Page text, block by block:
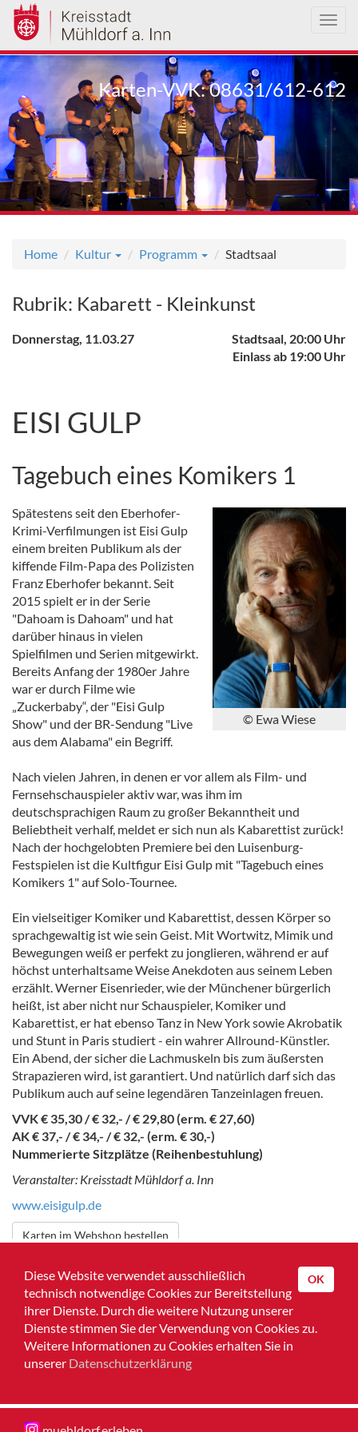
Direkt
zum
Inhalt
Karten-VVK: 08631/612-612
Home Kultur Programm Stadtsaal
Rubrik: Kabarett - Kleinkunst
Stadtsaal, 20:00 Uhr
Einlass ab 19:00 Uhr
Donnerstag, 11.03.27
EISI GULP
Tagebuch eines Komikers 1
© Ewa Wiese
Spätestens seit den Eberhofer-
Krimi-Verfilmungen ist Eisi Gulp
einem breiten Publikum als der
kiffende Film-Papa des Polizisten
Franz Eberhofer bekannt. Seit
2015 spielt er in der Serie
"Dahoam is Dahoam" und hat
darüber hinaus in vielen
Spielfilmen und Serien mitgewirkt.
Bereits Anfang der 1980er Jahre
war er durch Filme wie
„Zuckerbaby“, der "Eisi Gulp
Show" und der BR-Sendung "Live
aus dem Alabama" ein Begriff.
Nach vielen Jahren, in denen er vor allem als Film- und
Fernsehschauspieler aktiv war, was ihm im
deutschsprachigen Raum zu großer Bekanntheit und
Beliebtheit verhalf, meldet er sich nun als Kabarettist zurück!
Nach der hochgelobten Premiere bei den Luisenburg-
Festspielen ist die Kultfigur Eisi Gulp mit "Tagebuch eines
Komikers 1" auf Solo-Tournee.
Ein vielseitiger Komiker und Kabarettist, dessen Körper so
sprachgewaltig ist wie sein Geist. Mit Wortwitz, Mimik und
Bewegungen weiß er perfekt zu jonglieren, während er auf
höchst unterhaltsame Weise Anekdoten aus seinem Leben
erzählt. Werner Eisenrieder, wie der Münchener bürgerlich
heißt, ist aber nicht nur Schauspieler, Komiker und
Kabarettist, er hat ebenso Tanz in New York sowie Akrobatik
und Stunt in Paris studiert - ein wahrer Allround-Künstler.
Ein Abend, der sicher die Lachmuskeln bis zum äußersten
Strapazieren wird, ist garantiert. Und natürlich darf sich das
Publikum auch auf seine legendären Tanzeinlagen freuen.
VVK € 35,30 / € 32,- / € 29,80 (erm. € 27,60)
AK € 37,- / € 34,- / € 32,- (erm. € 30,-)
Nummerierte Sitzplätze (Reihenbestuhlung)
Veranstalter: Kreisstadt Mühldorf a. Inn
www.eisigulp.de
Karten im Webshop bestellen
Zurück zur Übersicht
Home
Impressum
Datenschutz
OK
Diese Website verwendet ausschließlich
technisch notwendige Cookies zur Bereitstellung
ihrer Dienste. Durch die weitere Nutzung unserer
Dienste stimmen Sie der Verwendung von Cookies zu.
Weitere Informationen zu Cookies erhalten Sie in
unserer Datenschutzerklärung